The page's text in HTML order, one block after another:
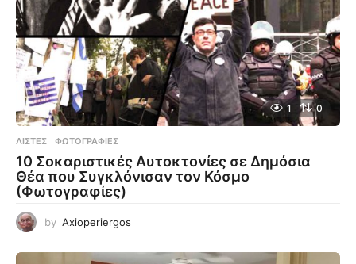
1 0
ΛΊΣΤΕΣ ,ΦΩΤΟΓΡΑΦΊΕΣ
10 Σοκαριστικές Αυτοκτονίες σε Δημόσια
Θέα που Συγκλόνισαν τον Κόσμο
(Φωτογραφίες)
by Axioperiergos